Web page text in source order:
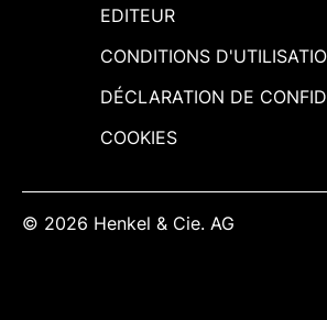
EDITEUR
CONDITIONS
DÉCLARATION DE
COOKIES
© 2026 Henkel & Cie. AG